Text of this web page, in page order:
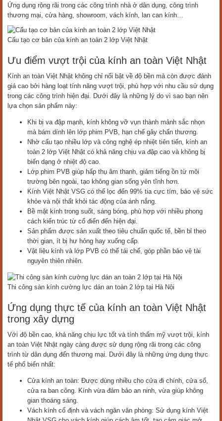
Ứng dụng rộng rãi trong các công trình nhà ở dân dụng, công trình
thương mại, cửa hàng, showroom, vách kính, lan can kính…
Cấu tạo cơ bản của kính an toàn 2 lớp Việt Nhật
Ưu điểm vượt trội của kính an toàn Việt Nhật
Kính an toàn Việt Nhật không chỉ nổi bật về độ bền mà còn được đánh
giá cao bởi hàng loạt tính năng vượt trội, phù hợp với nhu cầu sử dụng
trong các công trình hiện đại. Dưới đây là những lý do vì sao bạn nên
lựa chọn sản phẩm này:
Khi bị va đập mạnh, kính không vỡ vụn thành mảnh sắc nhọn
mà bám dính lên lớp phim PVB, hạn chế gây chấn thương.
Nhờ cấu tạo nhiều lớp và công nghệ ép nhiệt tiên tiến, kính an
toàn 2 lớp Việt Nhật có khả năng chịu va đập cao và không bị
biến dạng ở nhiệt độ cao.
Lớp phim PVB giúp hấp thụ âm thanh, giảm tiếng ồn từ môi
trường bên ngoài, tạo không gian sống yên tĩnh hơn.
Kính Việt Nhật VSG có thể lọc đến 99% tia cực tím, bảo vệ sức
khỏe và nội thất khỏi tác động của ánh nắng.
Bề mặt kính trong suốt, sáng bóng, phù hợp với nhiều phong
cách kiến trúc từ cổ điển đến hiện đại.
Sản phẩm được sản xuất theo tiêu chuẩn quốc tế, bền bỉ theo
thời gian, ít bị hư hỏng hay xuống cấp.
Vật liệu kính và lớp PVB có thể tái chế, góp phần bảo vệ tài
nguyên thiên nhiên.
Thi công sàn kính cường lực dán an toàn 2 lớp tại Hà Nội
Ứng dụng thực tế của kính an toàn Việt Nhật
trong xây dựng
Với độ bền cao, khả năng chịu lực tốt và tính thẩm mỹ vượt trội, kính
an toàn Việt Nhật ngày càng được sử dụng rộng rãi trong các công
trình từ dân dụng đến thương mại. Dưới đây là những ứng dụng thực
tế phổ biến nhất:
Cửa kính an toàn: Được dùng nhiều cho cửa đi chính, cửa sổ,
cửa ra ban công. Kính vừa đảm bảo an ninh, vừa giúp không
gian thoáng sáng.
Vách kính cố định và vách ngăn văn phòng: Sử dụng kính Việt